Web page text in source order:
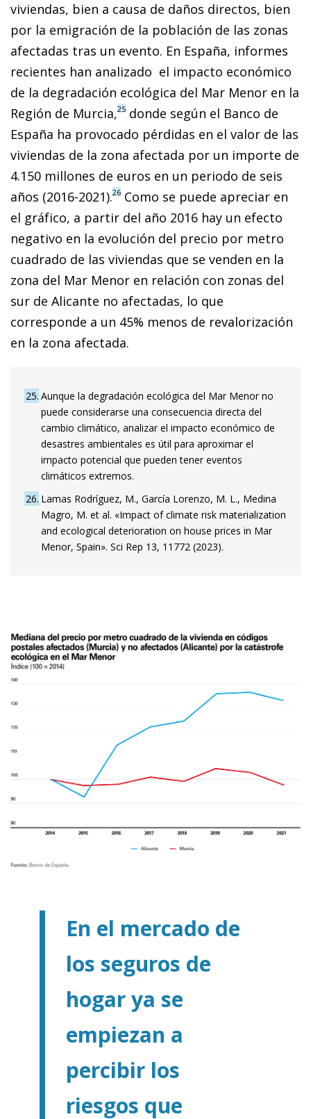
viviendas, bien a causa de daños directos, bien
por la emigración de la población de las zonas
afectadas tras un evento. En España, informes
recientes han analizado el impacto económico
de la degradación ecológica del Mar Menor en la
Región de Murcia,25 donde según el Banco de
España ha provocado pérdidas en el valor de las
viviendas de la zona afectada por un importe de
4.150 millones de euros en un periodo de seis
años (2016-2021).26 Como se puede apreciar en
el gráfico, a partir del año 2016 hay un efecto
negativo en la evolución del precio por metro
cuadrado de las viviendas que se venden en la
zona del Mar Menor en relación con zonas del
sur de Alicante no afectadas, lo que
corresponde a un 45% menos de revalorización
en la zona afectada.
25 Aunque la degradación ecológica del Mar Menor no
puede considerarse una consecuencia directa del
cambio climático, analizar el impacto económico de
desastres ambientales es útil para aproximar el
impacto potencial que pueden tener eventos
climáticos extremos.
26 Lamas Rodríguez, M., García Lorenzo, M. L., Medina
Magro, M. et al. «Impact of climate risk materialization
and ecological deterioration on house prices in Mar
Menor, Spain». Sci Rep 13, 11772 (2023).
En el mercado de
los seguros de
hogar ya se
empiezan a
percibir los
riesgos que